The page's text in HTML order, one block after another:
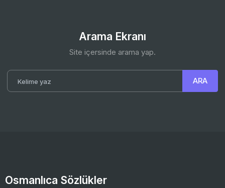
Arama Ekranı
Site içersinde arama yap.
Osmanlıca Sözlükler